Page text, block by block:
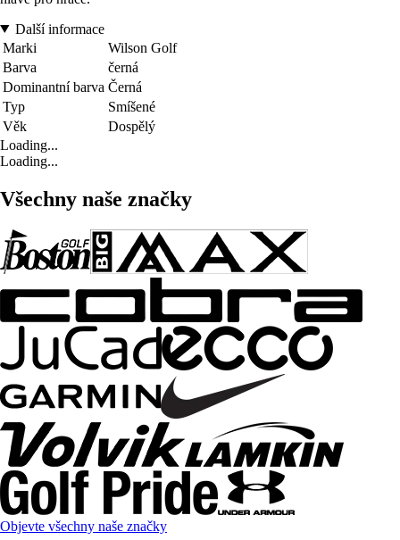
Další informace
Marki
Wilson Golf
Barva
černá
Dominantní barva Černá
Typ
Smíšené
Věk
Dospělý
Loading...
Loading...
Všechny naše značky
Objevte všechny naše značky